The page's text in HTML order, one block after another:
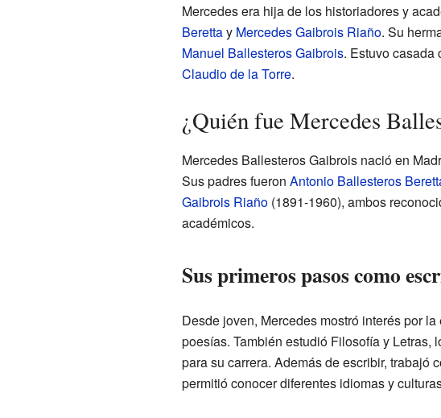
Mercedes era hija de los historiadores y
Berettay Mercedes Gaibrois Riaño. Su
Manuel Ballesteros Gaibrois. Estuvo casada
Claudio de la Torre.
¿Quién fue Mercedes
Mercedes Ballesteros Gaibrois nació en
Sus padres fueron Antonio Ballesteros
Gaibrois Riaño(1891-1960), ambos
académicos.
Sus primeros pasos como
Desde joven, Mercedes mostró interés por
poesías. También estudió Filosofía y Letras,
para su carrera. Además de escribir, trabajó
permitió conocer diferentes idiomas y